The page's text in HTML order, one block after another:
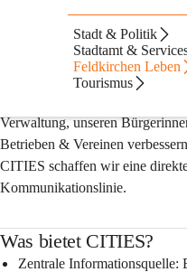
Stadt & Politik
Stadtamt &
Feldkirchen Leben
Tourismus
Wir sind bei CITIES!
CITIES ist die offizielle digitale
Verwaltung, unseren
Betrieben & Vereinen
CITIES schaffen wir eine
Kommunikationslinie.
Was bietet CITIES?
Zentrale Informationsquelle: